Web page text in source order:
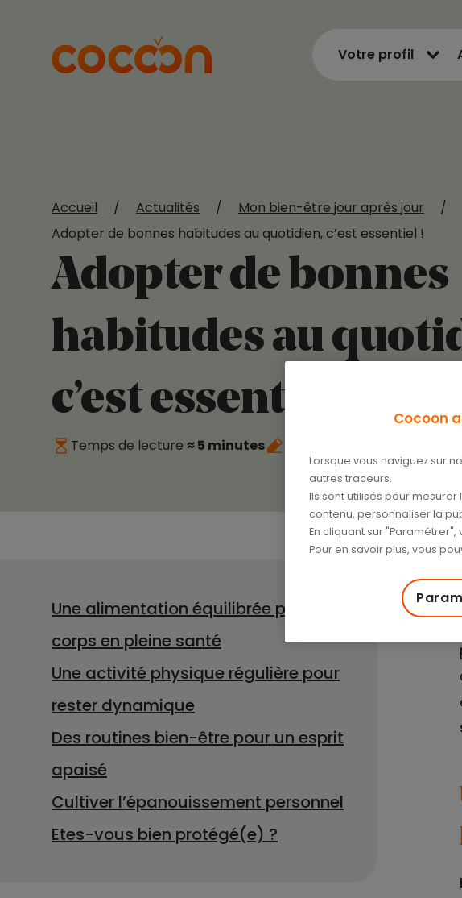
Votre profil
Accueil / Actualités / Mon bien-être jour après jour
/
Adopter de bonnes habitudes au quotidien, c’est essentiel !
Adopter de bonnes
habitudes au
c’est essentiel !
Temps de lecture ≈ 5 minutes
Une alimentation équilibrée pour un
corps en pleine santé
Une activité physique régulière pour
rester dynamique
Des routines bien-être pour un esprit
apaisé
Cultiver l’épanouissement personnel
Etes-vous bien protégé(e) ?
Cocoon
Lorsque vous naviguez sur
autres traceurs.
Ils sont utilisés pour
contenu, personnaliser la
En cliquant sur
Pour en savoir plus, vous